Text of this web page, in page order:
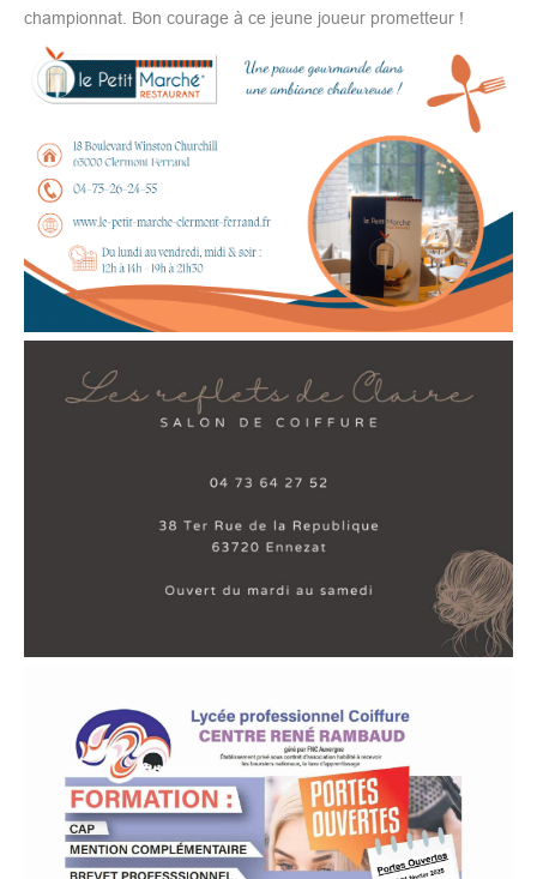
championnat. Bon courage à ce jeune joueur prometteur !